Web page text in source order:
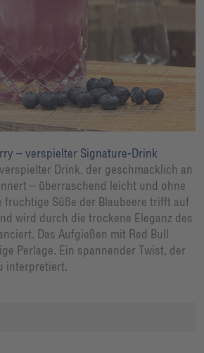
– verspielter Signature-Drink
Drink, der geschmacklich an
– überraschend leicht und ohne
fruchtige Süße der Blaubeere trifft auf
wird durch die trockene Eleganz des
Das Aufgießen mit Red Bull
Perlage. Ein spannender Twist, der
interpretiert.